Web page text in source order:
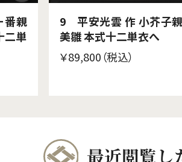
親
二単
9 平安光雲 作 小芥子親
美雛 本式十二単衣へ
￥89,800（税込）
最近閲覧し